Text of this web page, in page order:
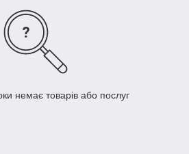
немає товарів або послуг